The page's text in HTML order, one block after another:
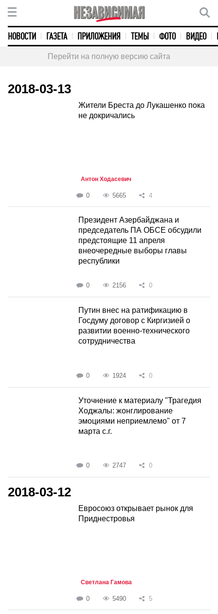
НОВОСТИ ГАЗЕТА ПРИЛОЖЕНИЯ ТЕМЫ ФОТО ВИДЕО
Перейти на полную версию сайта
2018-03-13
Жители Бреста до Лукашенко пока
не докричались
Антон Ходасевич
0 5665 4
Президент Азербайджана и
председатель ПА ОБСЕ обсудили
предстоящие 11 апреля
внеочередные выборы главы
республики
0 2156 0
Путин внес на ратификацию в
Госдуму договор с Киргизией о
развитии военно-технического
сотрудничества
0 1924 0
Уточнение к материалу "Трагедия
Ходжалы: жонглирование
эмоциями неприемлемо" от 7
марта с.г.
0 2747 0
2018-03-12
Евросоюз открывает рынок для
Приднестровья
Светлана Гамова
0 5490 5